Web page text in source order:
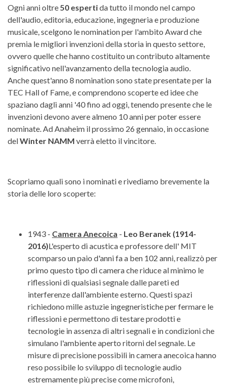
Ogni anni oltre 50 espertida tutto il mondo nel campo
dell'audio, editoria, educazione, ingegneria e produzione
musicale, scelgono le nomination per l'ambito Award che
premia le migliori invenzioni della storia in questo settore,
ovvero quelle che hanno costituito un contributo altamente
significativo nell'avanzamento della tecnologia audio.
Anche quest'anno 8 nomination sono state presentate per la
TEC Hall of Fame, e comprendono scoperte ed idee che
spaziano dagli anni '40 fino ad oggi, tenendo presente che le
invenzioni devono avere almeno 10 anni per poter essere
nominate. Ad Anaheim il prossimo 26 gennaio, in occasione
delWinter NAMM verrà eletto il vincitore.
Scopriamo quali sono i nominati e rivediamo brevemente la
storia delle loro scoperte:
1943 - Camera Anecoica - Leo Beranek (1914-
2016)L'esperto di acustica e professore dell' MIT
scomparso un paio d'anni fa a ben 102 anni, realizzò per
primo questo tipo di camera che riduce al minimo le
riflessioni di qualsiasi segnale dalle pareti ed
interferenze dall'ambiente esterno. Questi spazi
richiedono mille astuzie ingegneristiche per fermare le
riflessioni e permettono di testare prodotti e
tecnologie in assenza di altri segnali e in condizioni che
simulano l'ambiente aperto ritorni del segnale. Le
misure di precisione possibili in camera anecoica hanno
reso possibile lo sviluppo di tecnologie audio
estremamente più precise come microfoni,